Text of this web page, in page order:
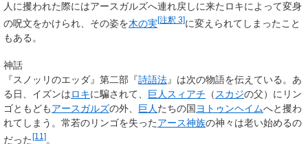
人に攫われた際にはアースガルズへ連れ戻しに来たロキによって変身
の呪文をかけられ、その姿を木の実[注釈 3]に変えられてしまったこと
もある。
神話
『スノッリのエッダ』第二部『詩語法』は次の物語を伝えている。あ
る日、イズンはロキに騙されて、 巨人 スィアチ （ スカジの父）にリン
ゴともどもアースガルズの外、 巨人 たちの国 ヨトゥンヘイムへと攫わ
れてしまう。常若のリンゴを失ったアース神族の神々は老い始めるの
だった[11]。